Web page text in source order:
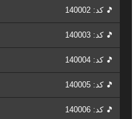
🎵 کد: 140002
🎵 کد: 140003
🎵 کد: 140004
🎵 کد: 140005
🎵 کد: 140006